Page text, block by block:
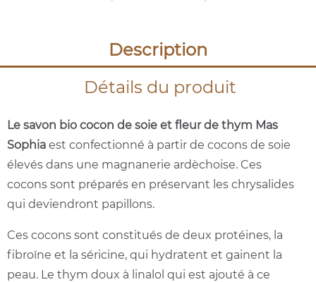
Description
Détails du produit
Le savon bio cocon de soie et fleur de thym Mas
Sophia est confectionné à partir de cocons de soie
élevés dans une magnanerie ardèchoise. Ces
cocons sont préparés en préservant les chrysalides
qui deviendront papillons.
Ces cocons sont constitués de deux protéines, la
fibroïne et la séricine, qui hydratent et gainent la
peau. Le thym doux à linalol qui est ajouté à ce